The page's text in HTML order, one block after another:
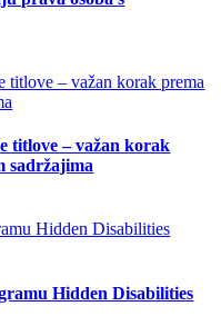
titlove – važan korak
sadržajima
Hidden Disabilities